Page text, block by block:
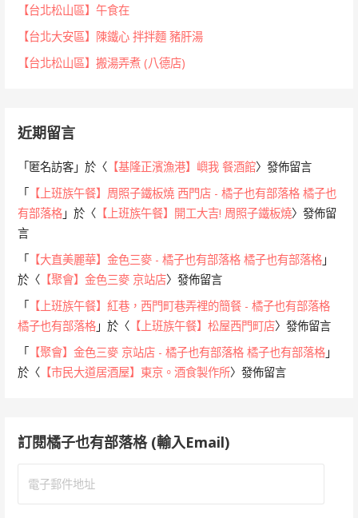
【台北松山區】午食在
【台北大安區】陳鐵心 拌拌麵 豬肝湯
【台北松山區】搬湯弄煮 (八德店)
近期留言
「匿名訪客 」於〈 【基隆正濱漁港】嶼我 餐酒館〉發佈留言
「 【上班族午餐】周照子鐵板燒 西門店 - 橘子也有部落格 橘子也
有部落格 」於〈 【上班族午餐】開工大吉! 周照子鐵板燒〉發佈留
言
「 【大直美麗華】金色三麥 - 橘子也有部落格 橘子也有部落格 」
於〈 【聚會】金色三麥 京站店〉發佈留言
「 【上班族午餐】紅巷，西門町巷弄裡的簡餐 - 橘子也有部落格
橘子也有部落格 」於〈 【上班族午餐】松屋西門町店〉發佈留言
「 【聚會】金色三麥 京站店 - 橘子也有部落格 橘子也有部落格 」
於〈 【市民大道居酒屋】東京。酒食製作所〉發佈留言
訂閱橘子也有部落格 (輸入Email)